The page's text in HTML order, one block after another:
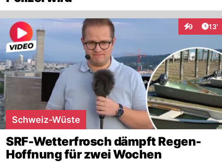
9 13'
Schweiz-Wüste
SRF-Wetterfrosch dämpft Regen-
Hoffnung für zwei Wochen